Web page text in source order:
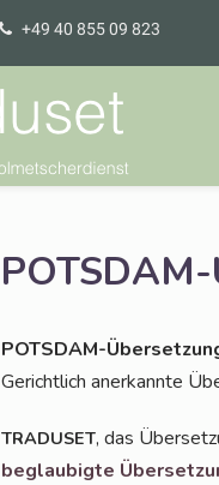
+49 40 855 09 823
POTS­DAM-
Gericht­lich aner­kann­te
TRADUSET, das
beglau­big­te